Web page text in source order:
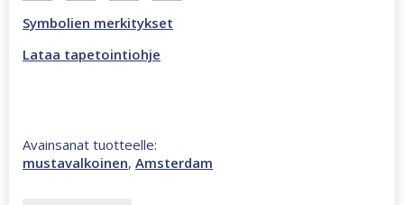
Symbolien merkitykset
Lataa tapetointiohje
Avainsanat tuotteelle:
mustavalkoinen, Amsterdam